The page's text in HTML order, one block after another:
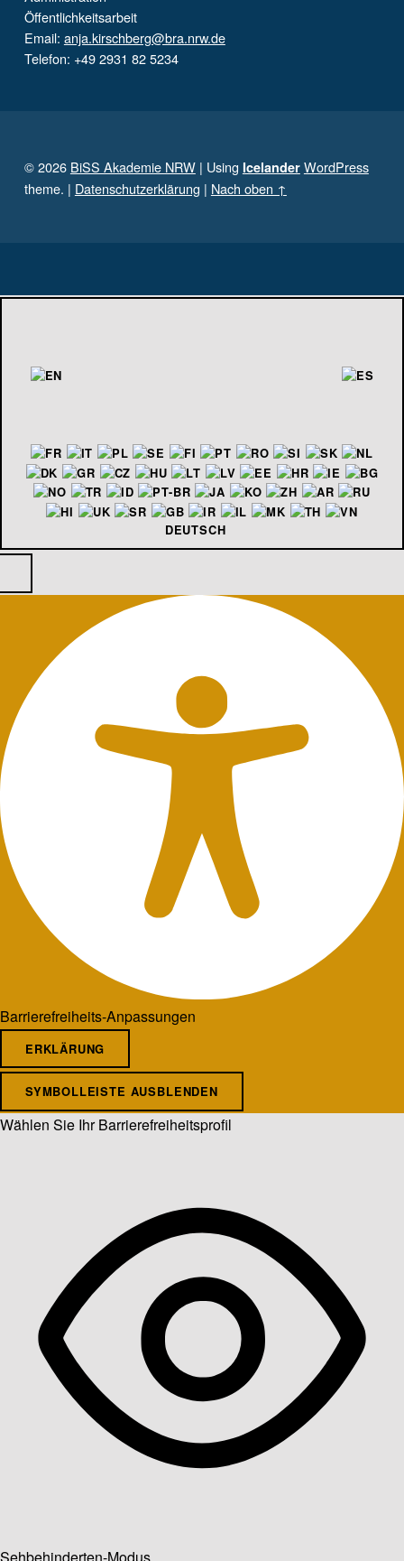
Öffentlichkeitsarbeit
Email: anja.kirschberg@bra.nrw.de
Telefon: +49 2931 82 5234
© 2026 BiSS Akademie NRW | Using Icelander WordPress
theme. | Datenschutzerklärung | Nach oben ↑
DEUTSCH
Barrierefreiheits-Anpassungen
ERKLÄRUNG
SYMBOLLEISTE AUSBLENDEN
Wählen Sie Ihr Barrierefreiheitsprofil